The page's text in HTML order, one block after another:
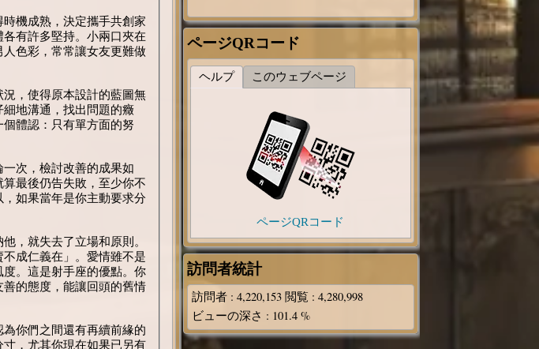
機成熟，決定攜手共創家
有許多堅持。小兩口夾在
色彩，常常讓女友更難做
，使得原本設計的藍圖無
地溝通，找出問題的癥
體認：只有單方面的努
次，檢討改善的成果如
最後仍告失敗，至少你不
如果當年是你主動要求分
，就失去了立場和原則。
成仁義在」。愛情雖不是
。這是射手座的優點。你
的態度，能讓回頭的舊情
你們之間還有再續前緣的
，尤其你現在如果已另有
ページQRコード
ヘルプ このウェブページ
ページQRコード
訪問者統計
訪問者: 4,220,153 閲覧: 4,280,998
ビューの深さ : 101.4 %